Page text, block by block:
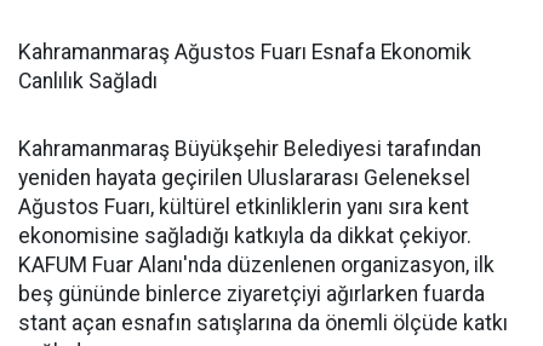
Kahramanmaraş Ağustos Fuarı Esnafa Ekonomik
Canlılık Sağladı
Kahramanmaraş Büyükşehir Belediyesi tarafından
yeniden hayata geçirilen Uluslararası Geleneksel
Ağustos Fuarı, kültürel etkinliklerin yanı sıra kent
ekonomisine sağladığı katkıyla da dikkat çekiyor.
KAFUM Fuar Alanı'nda düzenlenen organizasyon, ilk
beş gününde binlerce ziyaretçiyi ağırlarken fuarda
stant açan esnafın satışlarına da önemli ölçüde katkı